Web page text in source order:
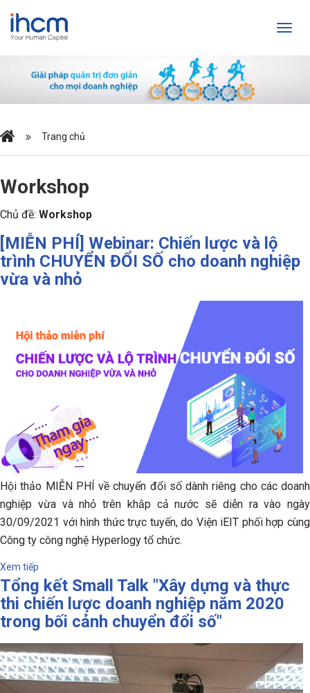
Trang chủ
Workshop
Chủ đề: Workshop
[MIỄN PHÍ] Webinar: Chiến lược và lộ
trình CHUYỂN ĐỔI SỐ cho doanh nghiệp
vừa và nhỏ
Hội thảo MIỄN PHÍ về chuyển đổi số dành riêng cho các doanh
nghiệp vừa và nhỏ trên khắp cả nước sẽ diễn ra vào ngày
30/09/2021 với hình thức trực tuyến, do Viện iEIT phối hợp cùng
Công ty công nghệ Hyperlogy tổ chức.
Xem tiếp
Tổng kết Small Talk "Xây dựng và thực
thi chiến lược doanh nghiệp năm 2020
trong bối cảnh chuyển đổi số"